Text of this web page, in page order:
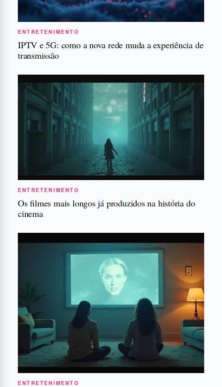
ENTRETENIMENTO
IPTV e 5G: como a nova rede muda a experiência de
transmissão
ENTRETENIMENTO
Os filmes mais longos já produzidos na história do
cinema
ENTRETENIMENTO